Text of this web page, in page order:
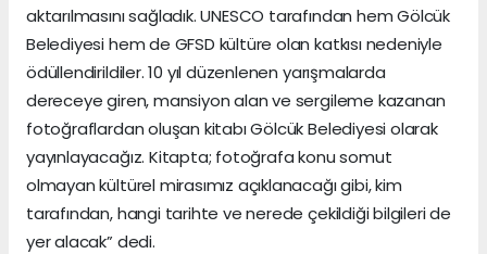
aktarılmasını sağladık. UNESCO tarafından hem Gölcük
Belediyesi hem de GFSD kültüre olan katkısı nedeniyle
ödüllendirildiler. 10 yıl düzenlenen yarışmalarda
dereceye giren, mansiyon alan ve sergileme kazanan
fotoğraflardan oluşan kitabı Gölcük Belediyesi olarak
yayınlayacağız. Kitapta; fotoğrafa konu somut
olmayan kültürel mirasımız açıklanacağı gibi, kim
tarafından, hangi tarihte ve nerede çekildiği bilgileri de
yer alacak” dedi.